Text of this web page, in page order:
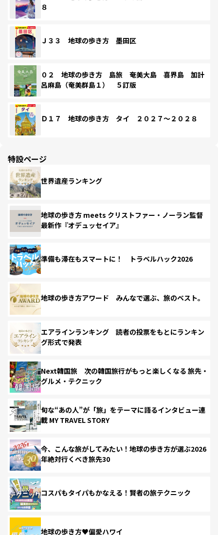
８
Ｊ３３ 地球の歩き方 墨田区
０２ 地球の歩き方 島旅 奄美大島 喜界島 加計
呂麻島（奄美群島１） ５訂版
Ｄ１７ 地球の歩き方 タイ ２０２７～２０２８
特設ページ
世界遺産ランキング
地球の歩き方 meets クリストファー・ノーラン監督
最新作『オデュッセイア』
準備も滞在もスマートに！ トラベルハック2026
地球の歩き方アワード みんなで選ぶ、旅のベスト。
エアラインランキング 読者の投票をもとにランキン
グ形式で発表
Next韓国旅 次の韓国旅行がもっと楽しくなる 旅先・
グルメ・テクニック
旬な“あの人”が「旅」をテーマに語るインタビュー連
載 MY TRAVEL STORY
今、こんな旅がしてみたい！地球の歩き方が選ぶ2026
年絶対行くべき旅先30
コスパもタイパもかなえる！賢者の旅テクニック
地球の歩き方♥偏愛ハワイ